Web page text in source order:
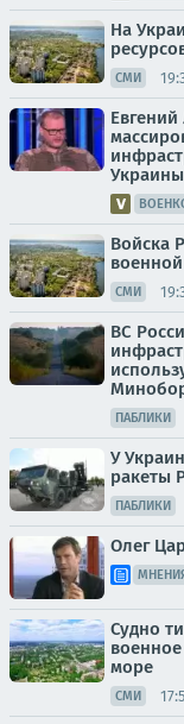
На
СМИ
Украины
Войска
СМИ
ВС
ПАБЛИКИ
У
ракеты
ПАБЛИКИ
Олег
Судно
море
СМИ